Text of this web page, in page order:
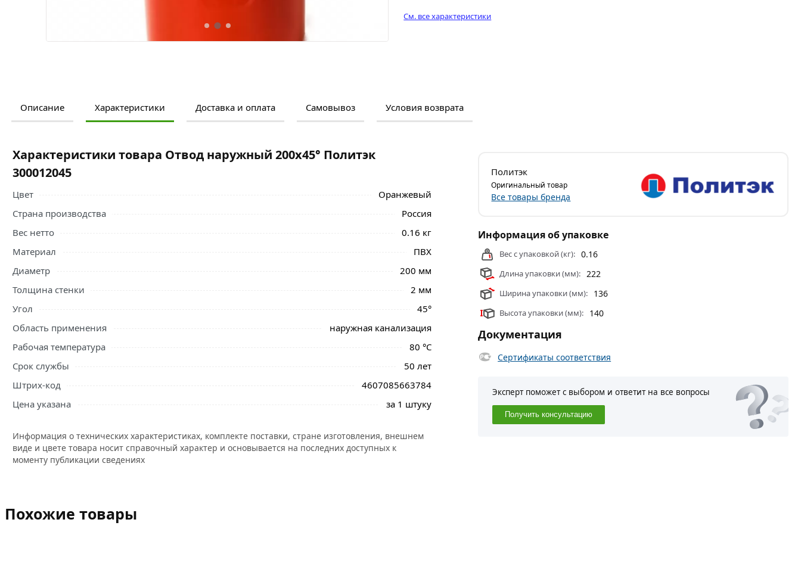
См. все характеристики
Описание Характеристики Доставка и оплата Самовывоз Условия возврата
Ознакомьтесь с подробными характеристиками, описанием и отзывами о товаре, чтобы сделать
Условия доставки и цены на товар Отвод наружный 200х45° Политэк 300012045 из категории
Канализационные трубы и фитинги наружные
Характеристики товара Отвод наружный 200х45° Политэк
300012045
Цвет
Оранжевый
Страна производства
Россия
Вес нетто
0.16 кг
Материал
ПВХ
Диаметр
200 мм
Толщина стенки
2 мм
Угол
45°
Область применения
наружная канализация
Рабочая температура
80 °C
Срок службы
50 лет
Штрих-код
4607085663784
Цена указана
за 1 штуку
Информация о технических характеристиках, комплекте поставки, стране изготовления, внешнем
виде и цвете товара носит справочный характер и основывается на последних доступных к
моменту публикации сведениях
Политэк
Оригинальный товар
Все товары бренда
Информация об упаковке
Вес с упаковкой (кг): 0.16
Длина упаковки (мм): 222
Ширина упаковки (мм): 136
Высота упаковки (мм): 140
Документация
Сертификаты соответствия
Эксперт поможет с выбором и ответит на все вопросы
Получить консультацию
Похожие товары